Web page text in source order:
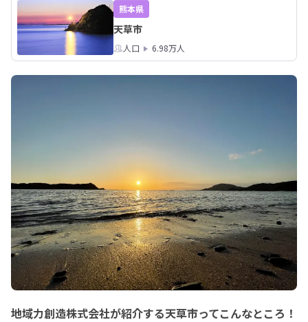
熊本県
天草市
人口 6.98万人
地域力創造株式会社が紹介する天草市ってこんなところ！